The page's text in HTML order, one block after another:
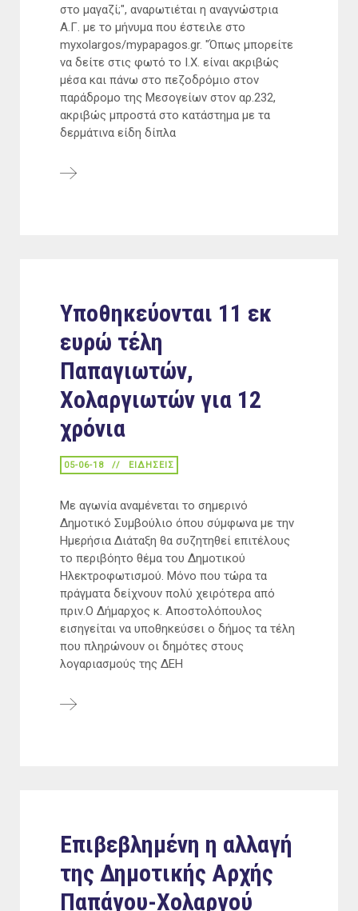
στο μαγαζί;", αναρωτιέται η αναγνώστρια
Α.Γ. με το μήνυμα που έστειλε στο
myxolargos/mypapagos.gr. "Όπως μπορείτε
να δείτε στις φωτό το Ι.Χ. είναι ακριβώς
μέσα και πάνω στο πεζοδρόμιο στον
παράδρομο της Μεσογείων στον αρ.232,
ακριβώς μπροστά στο κατάστημα με τα
δερμάτινα είδη δίπλα
Υποθηκεύονται 11 εκ
ευρώ τέλη
Παπαγιωτών,
Χολαργιωτών για 12
χρόνια
05-06-18 ΕΙΔΉΣΕΙΣ
Με αγωνία αναμένεται το σημερινό
Δημοτικό Συμβούλιο όπου σύμφωνα με την
Ημερήσια Διάταξη θα συζητηθεί επιτέλους
το περιβόητο θέμα του Δημοτικού
Ηλεκτροφωτισμού. Μόνο που τώρα τα
πράγματα δείχνουν πολύ χειρότερα από
πριν.Ο Δήμαρχος κ. Αποστολόπουλος
εισηγείται να υποθηκεύσει ο δήμος τα τέλη
που πληρώνουν οι δημότες στους
λογαριασμούς της ΔΕΗ
Επιβεβλημένη η αλλαγή
της Δημοτικής Αρχής
Παπάγου-Χολαργού